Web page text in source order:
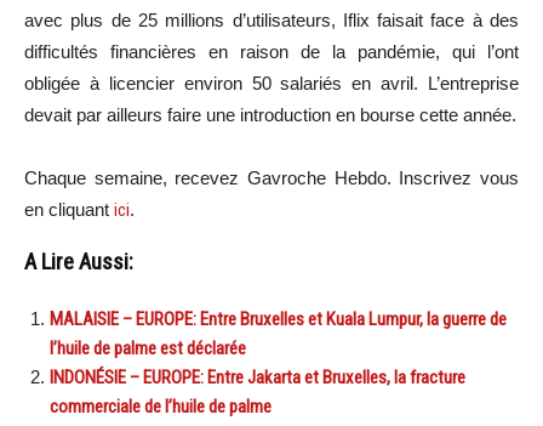
avec plus de 25 millions d’utilisateurs, Iflix faisait face à des
difficultés financières en raison de la pandémie, qui l’ont
obligée à licencier environ 50 salariés en avril. L’entreprise
devait par ailleurs faire une introduction en bourse cette année.
Chaque semaine, recevez Gavroche Hebdo. Inscrivez vous
en cliquant ici.
A Lire Aussi:
MALAISIE – EUROPE: Entre Bruxelles et Kuala Lumpur, la guerre de
l’huile de palme est déclarée
INDONÉSIE – EUROPE: Entre Jakarta et Bruxelles, la fracture
commerciale de l’huile de palme